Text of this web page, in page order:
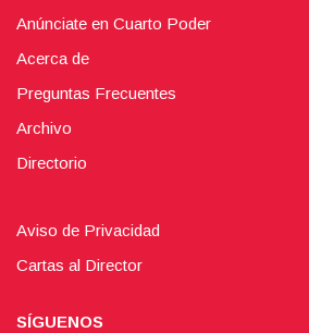
Anúnciate en Cuarto Poder
Acerca de
Preguntas Frecuentes
Archivo
Directorio
Aviso de Privacidad
Cartas al Director
SÍGUENOS